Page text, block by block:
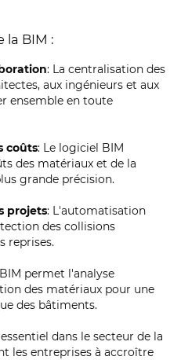
la BIM :
: La centralisation des
aux ingénieurs et aux
ensemble en toute
coûts: Le logiciel BIM
des matériaux et de la
grande précision.
projets: L'automatisation
des collisions
reprises.
permet l'analyse
des matériaux pour une
des bâtiments.
dans le secteur de la
les entreprises à accroître